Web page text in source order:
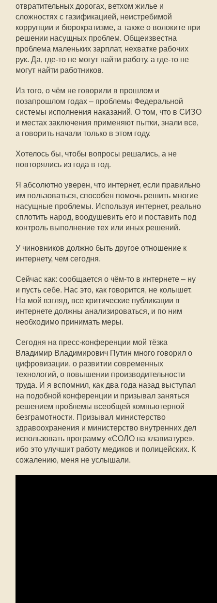
отвратительных дорогах, ветхом жилье и
сложностях с газификацией, неистребимой
коррупции и бюрократизме, а также о волоките при
решении насущных проблем. Общеизвестна
проблема маленьких зарплат, нехватке рабочих
рук. Да, где-то не могут найти работу, а где-то не
могут найти работников.
Из того, о чём не говорили в прошлом и
позапрошлом годах – проблемы Федеральной
системы исполнения наказаний. О том, что в СИЗО
и местах заключения применяют пытки, знали все,
а говорить начали только в этом году.
Хотелось бы, чтобы вопросы решались, а не
повторялись из года в год.
Я абсолютно уверен, что интернет, если правильно
им пользоваться, способен помочь решить многие
насущные проблемы. Используя интернет, реально
сплотить народ, воодушевить его и поставить под
контроль выполнение тех или иных решений.
У чиновников должно быть другое отношение к
интернету, чем сегодня.
Сейчас как: сообщается о чём-то в интернете – ну
и пусть себе. Нас это, как говорится, не колышет.
На мой взгляд, все критические публикации в
интернете должны анализироваться, и по ним
необходимо принимать меры.
Сегодня на пресс-конференции мой тёзка
Владимир Владимирович Путин много говорил о
цифровизации, о развитии современных
технологий, о повышении производительности
труда. И я вспомнил, как два года назад выступал
на подобной конференции и призывал заняться
решением проблемы всеобщей компьютерной
безграмотности. Призывал министерство
здравоохранения и министерство внутренних дел
использовать программу «СОЛО на клавиатуре»,
ибо это улучшит работу медиков и полицейских. К
сожалению, меня не услышали.